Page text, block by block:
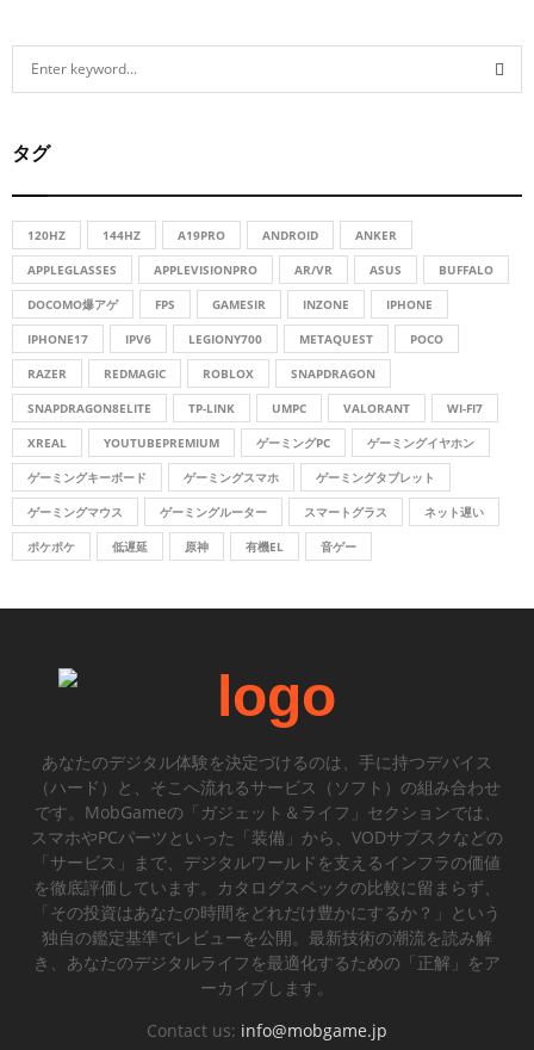
c
r
:
R
タグ
120HZ 144HZ A19PRO ANDROID ANKER
APPLEGLASSES APPLEVISIONPRO AR/VR ASUS BUFFALO
DOCOMO爆アゲ FPS GAMESIR INZONE IPHONE
IPHONE17 IPV6 LEGIONY700 METAQUEST POCO
RAZER REDMAGIC ROBLOX SNAPDRAGON
SNAPDRAGON8ELITE TP-LINK UMPC VALORANT WI-FI7
XREAL YOUTUBEPREMIUM ゲーミングPC ゲーミングイヤホン
ゲーミングキーボード ゲーミングスマホ ゲーミングタブレット
ゲーミングマウス ゲーミングルーター スマートグラス ネット遅い
ポケポケ 低遅延 原神 有機EL 音ゲー
あなたのデジタル体験を決定づけるのは、手に持つデバイス
（ハード）と、そこへ流れるサービス（ソフト）の組み合わせ
です。MobGameの「ガジェット＆ライフ」セクションでは、
スマホやPCパーツといった「装備」から、VODサブスクなどの
「サービス」まで、デジタルワールドを支えるインフラの価値
を徹底評価しています。カタログスペックの比較に留まらず、
「その投資はあなたの時間をどれだけ豊かにするか？」という
独自の鑑定基準でレビューを公開。最新技術の潮流を読み解
き、あなたのデジタルライフを最適化するための「正解」をア
ーカイブします。
Contact us: info@mobgame.jp